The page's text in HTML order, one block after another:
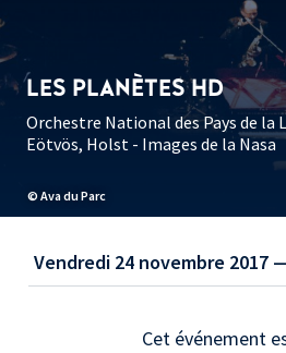
© Ava du Parc
LES PLANÈTES HD
Orchestre National des Pays de la
Eötvös, Holst - Images de la Nasa
Vendredi 24 novembre 2017
Cet événement